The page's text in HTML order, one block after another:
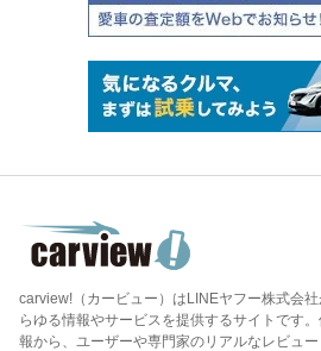
carview!（カービュー）はLINEヤフー株式会
らゆる情報やサービスを提供するサイトです
報から、ユーザーや専門家のリアルなレビュ